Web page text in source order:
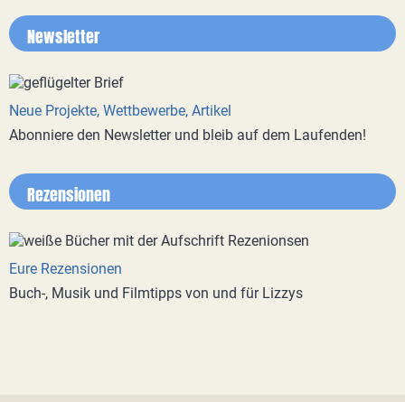
Newsletter
Neue Projekte, Wettbewerbe, Artikel
Abonniere den Newsletter und bleib auf dem Laufenden!
Rezensionen
Eure Rezensionen
Buch-, Musik und Filmtipps von und für Lizzys